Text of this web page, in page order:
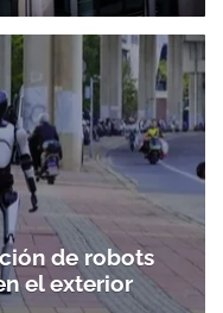
de robots
el exterior